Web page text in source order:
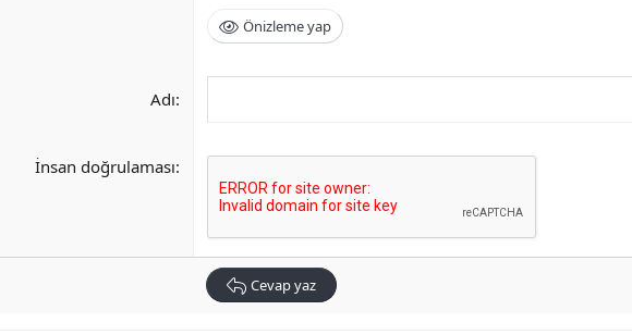
Önizleme yap
Adı
İnsan doğrulaması
Cevap yaz